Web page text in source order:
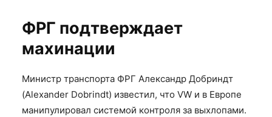
ФРГ подтверждает
махинации
Министр транспорта ФРГ Александр Добриндт
(Alexander Dobrindt) известил, что VW и в Европе
манипулировал системой контроля за выхлопами.